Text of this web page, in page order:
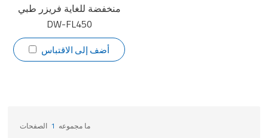
منخفضة للغاية فريزر طبي
DW-FL450
أضف إلى الاقتباس
ما مجموعه 1 الصفحات